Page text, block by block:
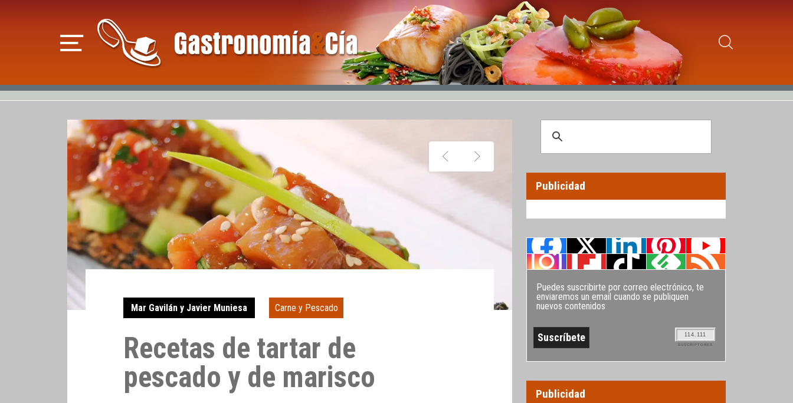
Mar Gavilán y Javier Muniesa Carne y Pescado
Recetas de tartar de
pescado y de marisco
Publicidad
Puedes suscribirte por correo electrónico, te
enviaremos un email cuando se publiquen
nuevos contenidos
114.111
SUSCRIPTORES
Publicidad